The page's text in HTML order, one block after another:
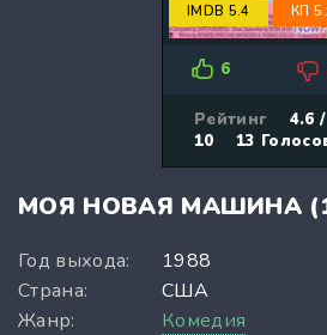
IMDB 5.4 КП
6
Рейтинг
4.6 /
10
13
МОЯ НОВАЯ МАШИНА
Год выхода:
1988
Страна:
США
Жанр:
Комедия